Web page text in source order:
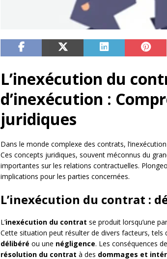
L’inexécution du
d’inexécution :
juridiques
Dans le monde complexe des contrats,
Ces concepts juridiques, souvent méconnus du
importantes sur les relations contractuelles.
implications pour les parties concernées.
L’inexécution du contrat :
L’inexécution du contrat se produit lorsqu’une
Cette situation peut résulter de divers facteurs, tels
délibéré ou une négligence. Les conséquences
résolution du contrat à des dommages et